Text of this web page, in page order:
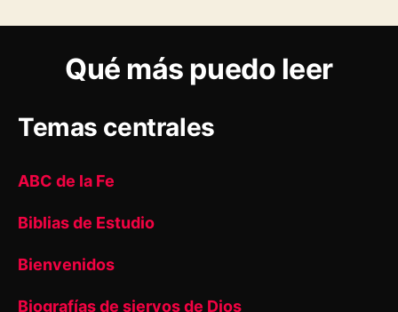
Qué más puedo leer
Temas centrales
ABC de la Fe
Biblias de Estudio
Bienvenidos
Biografías de siervos de Dios